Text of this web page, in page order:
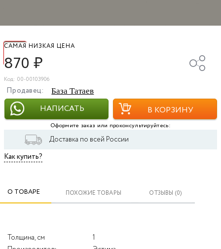
САМАЯ НИЗКАЯ ЦЕНА
870 ₽
Код: 00-00103906
Продавец: База Татаев
НАПИСАТЬ В КОРЗИНУ
Оформите заказ или проконсультируйтесь:
Доставка по всей России
Как купить?
О ТОВАРЕ ПОХОЖИЕ ТОВАРЫ ОТЗЫВЫ (0)
Толщина, см
1